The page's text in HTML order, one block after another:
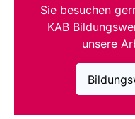
Sie besuchen
KAB
unsere